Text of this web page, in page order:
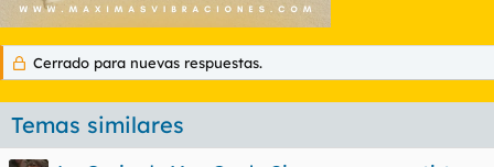
Cerrado para nuevas respuestas.
Temas similares